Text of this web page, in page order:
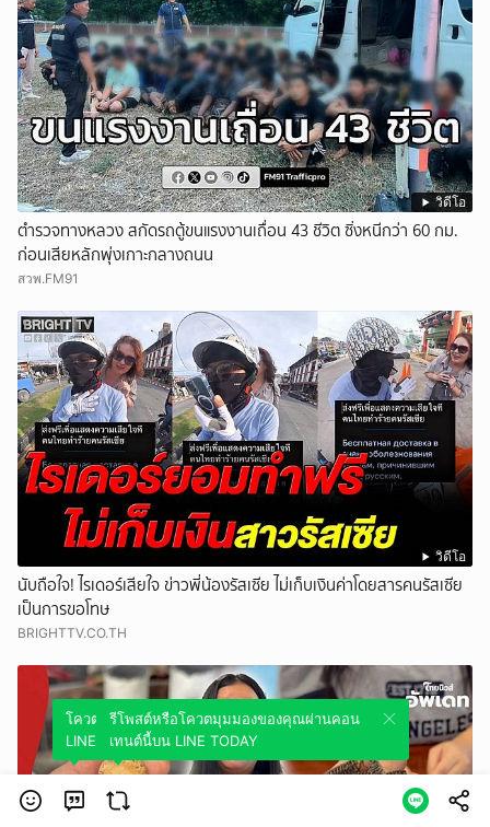
วิดีโอ
ตำรวจทางหลวง สกัดรถตู้ขนแรงงานเถื่อน 43 ชีวิต ซิ่งหนีกว่า 60 กม.
ก่อนเสียหลักพุ่งเกาะกลางถนน
สวพ.FM91
วิดีโอ
นับถือใจ! ไรเดอร์เสียใจ ข่าวพี่น้องรัสเซีย ไม่เก็บเงินค่าโดยสารคนรัสเซีย
เป็นการขอโทษ
BRIGHTTV.CO.TH
โควตมุมมองของคุณผ่านคอนเทนต์นี้บน
LINE TODAY
รีโพสต์หรือโควตมุมมองของคุณผ่านคอน
เทนต์นี้บน LINE TODAY